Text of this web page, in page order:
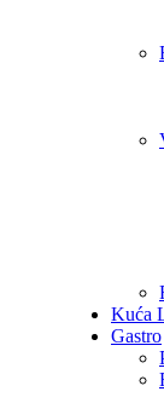
Kuća
Gastro